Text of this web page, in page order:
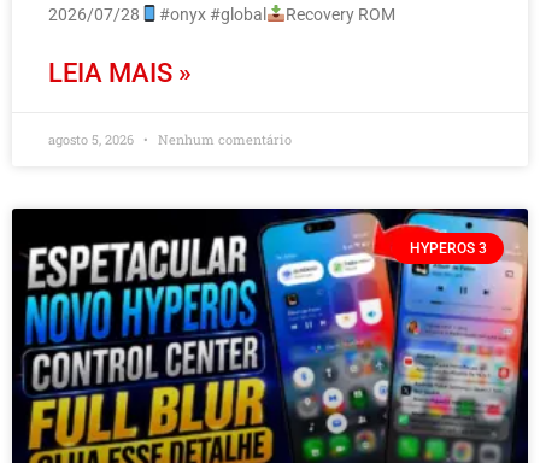
2026/07/28
#onyx #global Recovery ROM
LEIA MAIS »
agosto 5, 2026 Nenhum comentário
HYPEROS 3